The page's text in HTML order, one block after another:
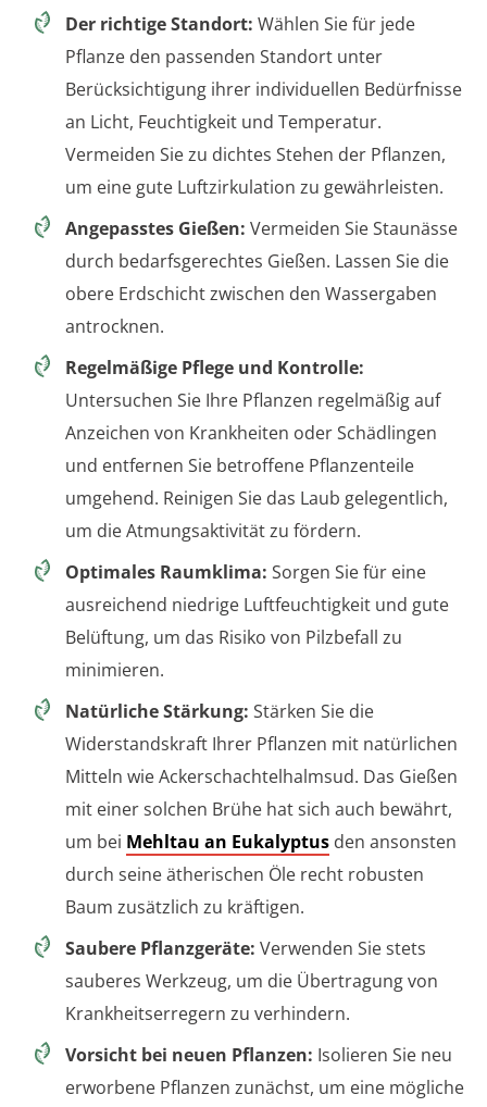
Der richtige Standort: Wählen Sie für jede
Pflanze den passenden Standort unter
Berücksichtigung ihrer individuellen Bedürfnisse
an Licht, Feuchtigkeit und Temperatur.
Vermeiden Sie zu dichtes Stehen der Pflanzen,
um eine gute Luftzirkulation zu gewährleisten.
Angepasstes Gießen: Vermeiden Sie Staunässe
durch bedarfsgerechtes Gießen. Lassen Sie die
obere Erdschicht zwischen den Wassergaben
antrocknen.
Regelmäßige Pflege und Kontrolle:
Untersuchen Sie Ihre Pflanzen regelmäßig auf
Anzeichen von Krankheiten oder Schädlingen
und entfernen Sie betroffene Pflanzenteile
umgehend. Reinigen Sie das Laub gelegentlich,
um die Atmungsaktivität zu fördern.
Optimales Raumklima: Sorgen Sie für eine
ausreichend niedrige Luftfeuchtigkeit und gute
Belüftung, um das Risiko von Pilzbefall zu
minimieren.
Natürliche Stärkung: Stärken Sie die
Widerstandskraft Ihrer Pflanzen mit natürlichen
Mitteln wie Ackerschachtelhalmsud. Das Gießen
mit einer solchen Brühe hat sich auch bewährt,
um bei Mehltau an Eukalyptus den ansonsten
durch seine ätherischen Öle recht robusten
Baum zusätzlich zu kräftigen.
Saubere Pflanzgeräte: Verwenden Sie stets
sauberes Werkzeug, um die Übertragung von
Krankheitserregern zu verhindern.
Vorsicht bei neuen Pflanzen: Isolieren Sie neu
erworbene Pflanzen zunächst, um eine mögliche